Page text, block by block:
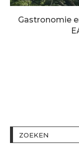
Gastronomie
ZOEKEN